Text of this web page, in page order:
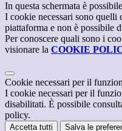
In questa schermata è
I cookie necessari sono quelli
piattaforma e non è possibile
Per conoscere quali sono i
visionare la COOKIE
Cookie necessari per il
I cookie necessari per il
disabilitati. È possibile
policy.
Accetta tutti Salva le